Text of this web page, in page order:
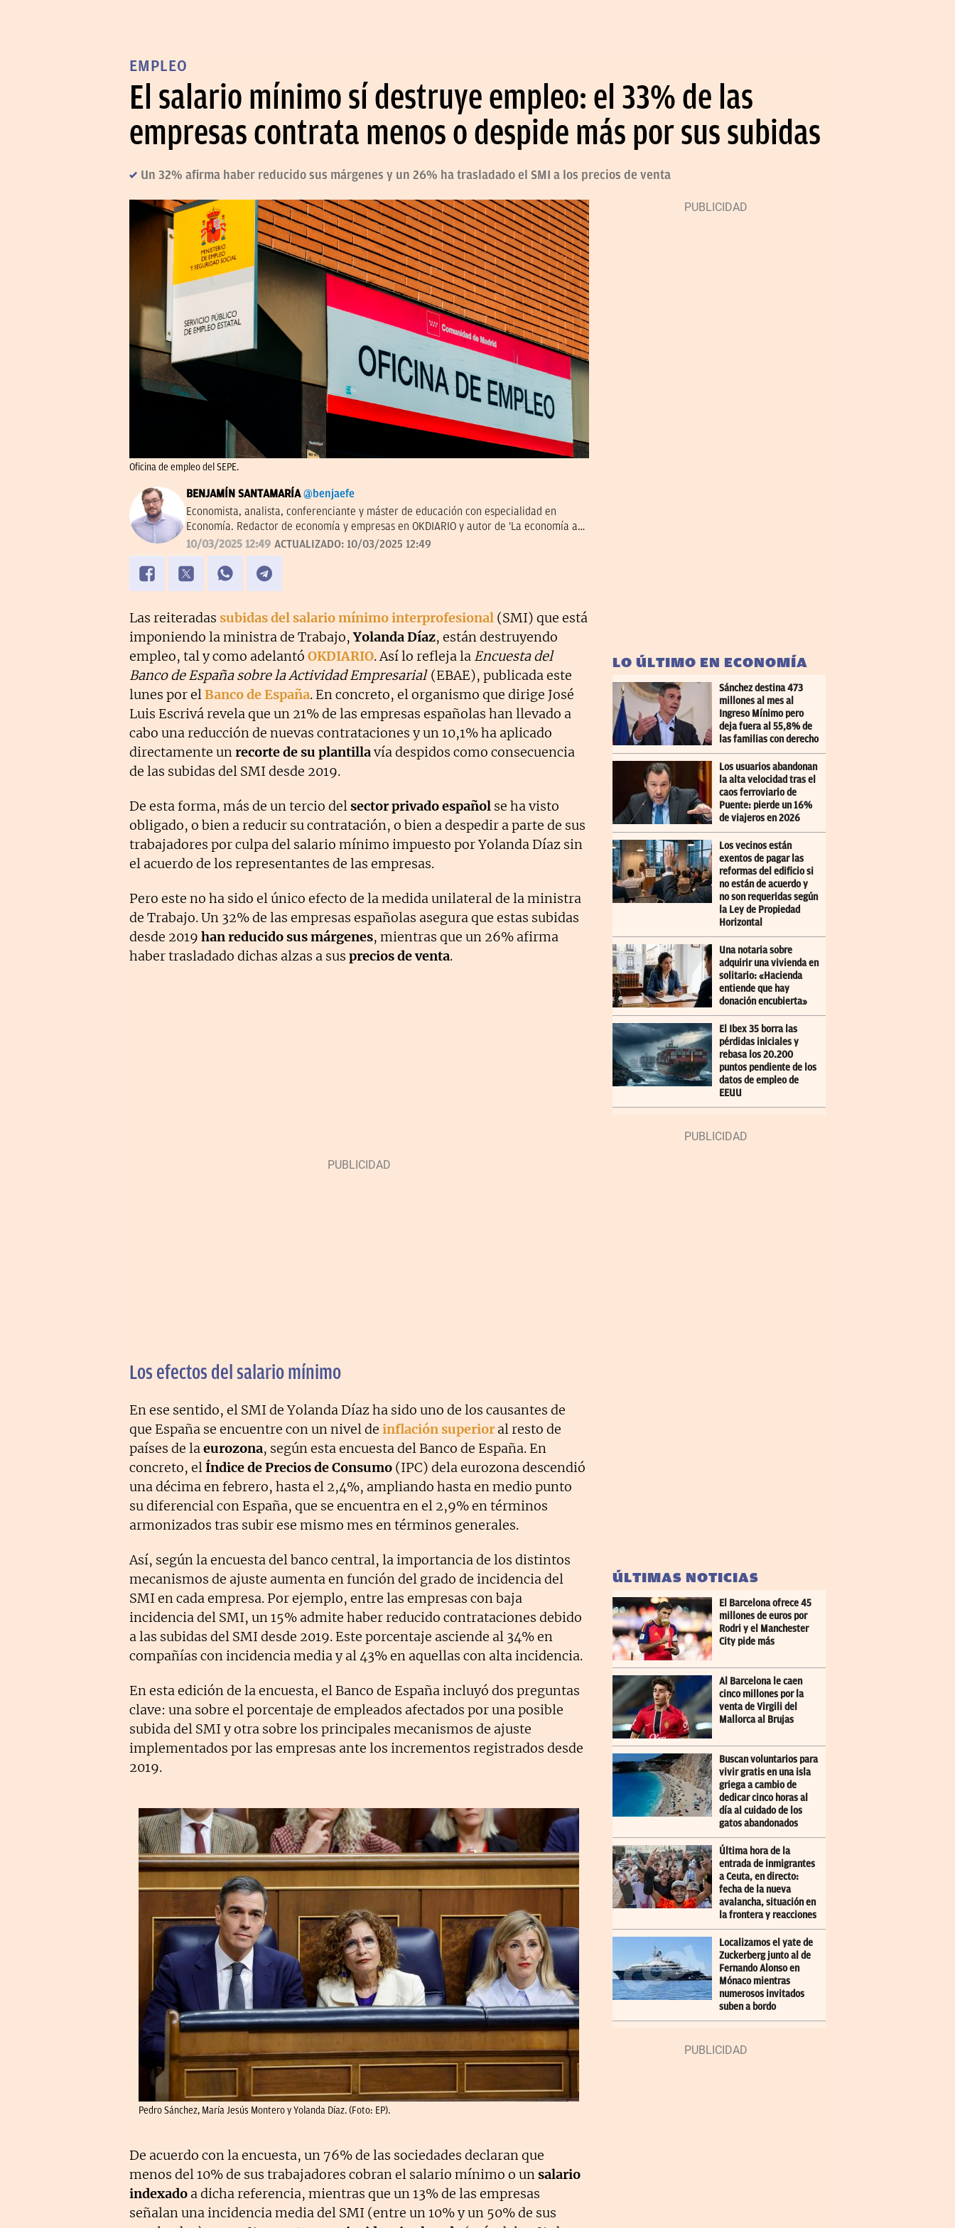
EMPLEO
El salario mínimo sí destruye empleo: el 33% de las
empresas contrata menos o despide más por sus subidas
Un 32% afirma haber reducido sus márgenes y un 26% ha trasladado el SMI a los precios de venta
Oficina de empleo del SEPE.
BENJAMÍN SANTAMARÍA @benjaefe
Economista, analista, conferenciante y máster de educación con especialidad en
Economía. Redactor de economía y empresas en OKDIARIO y autor de 'La economía a
través del tiempo' en el Instituto Juan de Mariana. Miembro de la junta directiva del
Centro Diego de Covarrubias.
10/03/2025 12:49 ACTUALIZADO: 10/03/2025 12:49
Las reiteradas subidas del salario mínimo interprofesional (SMI) que está
imponiendo la ministra de Trabajo,Yolanda Díaz, están destruyendo
empleo, tal y como adelantó OKDIARIO. Así lo refleja la Encuesta del
Banco de España sobre la Actividad Empresarial(EBAE), publicada este
lunes por elBanco de España. En concreto, el organismo que dirige José
Luis Escrivá revela que un 21% de las empresas españolas han llevado a
cabo una reducción de nuevas contrataciones y un 10,1% ha aplicado
directamente unrecorte de su plantillavía despidos como consecuencia
de las subidas del SMI desde 2019.
De esta forma, más de un tercio delsector privado español se ha visto
obligado, o bien a reducir su contratación, o bien a despedir a parte de sus
trabajadores por culpa del salario mínimo impuesto por Yolanda Díaz sin
el acuerdo de los representantes de las empresas.
Pero este no ha sido el único efecto de la medida unilateral de la ministra
de Trabajo. Un 32% de las empresas españolas asegura que estas subidas
desde 2019 han reducido sus márgenes, mientras que un 26% afirma
haber trasladado dichas alzas a sus precios de venta.
Los efectos del salario mínimo
En ese sentido, el SMI de Yolanda Díaz ha sido uno de los causantes de
que España se encuentre con un nivel de inflación superioral resto de
países de laeurozona, según esta encuesta del Banco de España. En
concreto, elÍndice de Precios de Consumo (IPC) dela eurozona descendió
una décima en febrero, hasta el 2,4%, ampliando hasta en medio punto
su diferencial con España, que se encuentra en el 2,9% en términos
armonizados tras subir ese mismo mes en términos generales.
Así, según la encuesta del banco central, la importancia de los distintos
mecanismos de ajuste aumenta en función del grado de incidencia del
SMI en cada empresa. Por ejemplo, entre las empresas con baja
incidencia del SMI, un 15% admite haber reducido contrataciones debido
a las subidas del SMI desde 2019. Este porcentaje asciende al 34% en
compañías con incidencia media y al 43% en aquellas con alta incidencia.
En esta edición de la encuesta, el Banco de España incluyó dos preguntas
clave: una sobre el porcentaje de empleados afectados por una posible
subida del SMI y otra sobre los principales mecanismos de ajuste
implementados por las empresas ante los incrementos registrados desde
2019.
Pedro Sánchez, María Jesús Montero y Yolanda Díaz. (Foto: EP).
De acuerdo con la encuesta, un 76% de las sociedades declaran que
menos del 10% de sus trabajadores cobran el salario mínimo o unsalario
indexado a dicha referencia, mientras que un 13% de las empresas
señalan una incidencia media del SMI (entre un 10% y un 50% de sus
LO ÚLTIMO EN ECONOMÍA
Sánchez destina 473
millones al mes al
Ingreso Mínimo pero
deja fuera al 55,8% de
las familias con derecho
Los usuarios abandonan
la alta velocidad tras el
caos ferroviario de
Puente: pierde un 16%
de viajeros en 2026
Los vecinos están
exentos de pagar las
reformas del edificio si
no están de acuerdo y
no son requeridas según
la Ley de Propiedad
Horizontal
Una notaria sobre
adquirir una vivienda en
solitario: «Hacienda
entiende que hay
donación encubierta»
El Ibex 35 borra las
pérdidas iniciales y
rebasa los 20.200
puntos pendiente de los
datos de empleo de
EEUU
ÚLTIMAS NOTICIAS
El Barcelona ofrece 45
millones de euros por
Rodri y el Manchester
City pide más
Al Barcelona le caen
cinco millones por la
venta de Virgili del
Mallorca al Brujas
Buscan voluntarios para
vivir gratis en una isla
griega a cambio de
dedicar cinco horas al
día al cuidado de los
gatos abandonados
Última hora de la
entrada de inmigrantes
a Ceuta, en directo:
fecha de la nueva
avalancha, situación en
la frontera y reacciones
Localizamos el yate de
Zuckerberg junto al de
Fernando Alonso en
Mónaco mientras
numerosos invitados
suben a bordo